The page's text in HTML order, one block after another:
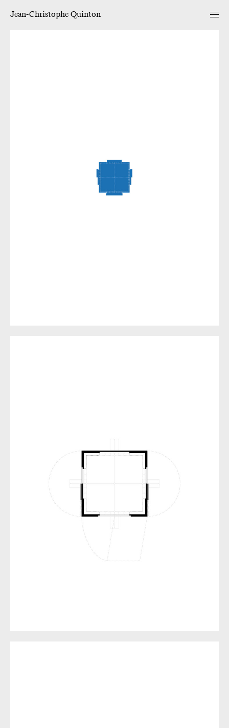
Jean-Christophe Quinton